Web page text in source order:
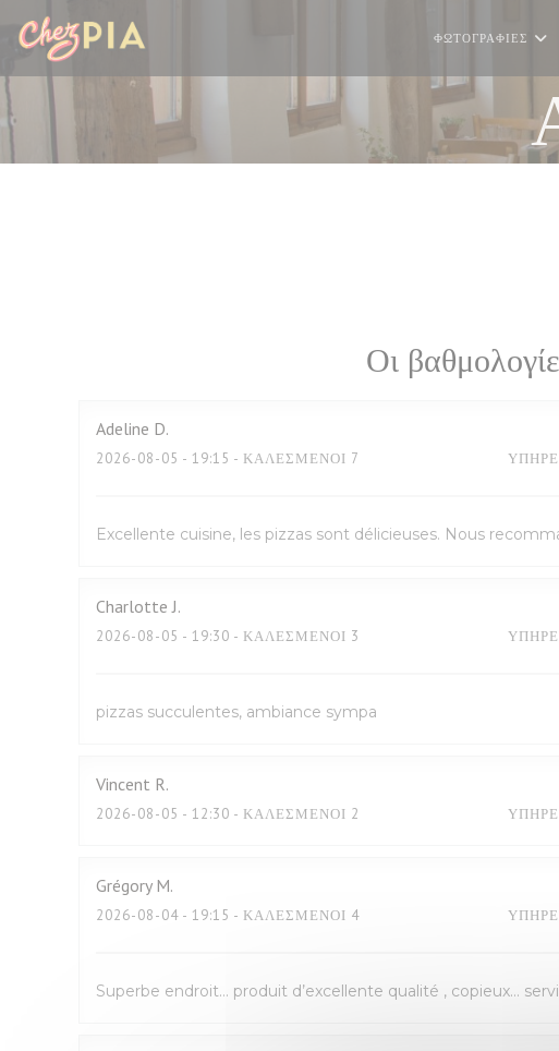
Πίνακας διαχείρισης "Μπισκότων" (Cookies)
ΦΩΤΟΓΡΑΦΊΕΣ
Οι
Adeline D
2026-08-05 - 19:15 - ΚΑΛΕΣΜΈΝΟΙ 7
Excellente cuisine, les pizzas sont délicieuses. Nous
Charlotte J
2026-08-05 - 19:30 - ΚΑΛΕΣΜΈΝΟΙ 3
pizzas succulentes, ambiance sympa
Vincent R
2026-08-05 - 12:30 - ΚΑΛΕΣΜΈΝΟΙ 2
Grégory M
2026-08-04 - 19:15 - ΚΑΛΕΣΜΈΝΟΙ 4
Superbe endroit… produit d’excellente qualité , copieux…